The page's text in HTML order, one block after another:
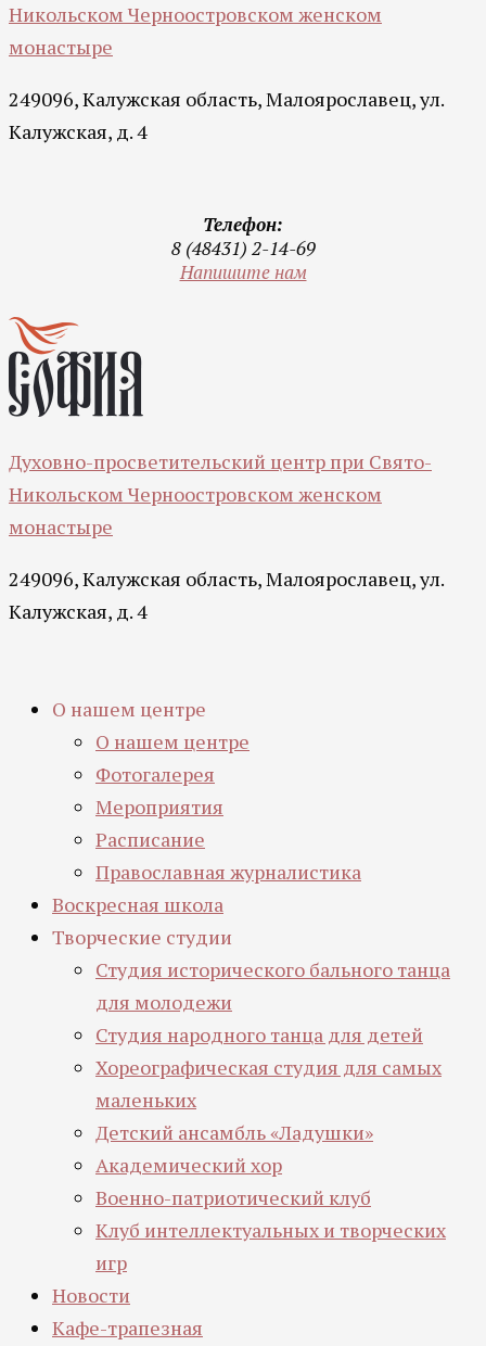
Никольском Черноостровском женском
монастыре
249096, Калужская область, Малоярославец, ул.
Калужская, д. 4
Телефон:
8 (48431) 2-14-69
Напишите нам
Духовно-просветительский центр при Свято-
Никольском Черноостровском женском
монастыре
249096, Калужская область, Малоярославец, ул.
Калужская, д. 4
О нашем центре
О нашем центре
Фотогалерея
Мероприятия
Расписание
Православная журналистика
Воскресная школа
Творческие студии
Студия исторического бального танца
для молодежи
Студия народного танца для детей
Хореографическая студия для самых
маленьких
Детский ансамбль «Ладушки»
Академический хор
Военно-патриотический клуб
Клуб интеллектуальных и творческих
игр
Новости
Кафе-трапезная